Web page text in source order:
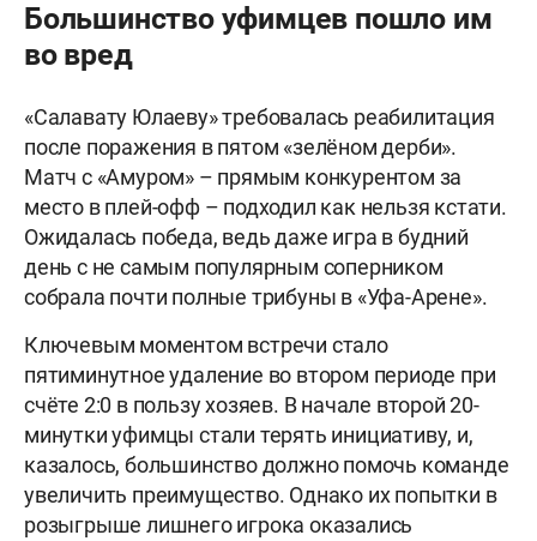
Большинство уфимцев пошло им
во вред
«Салавату Юлаеву» требовалась реабилитация
после поражения в пятом «зелёном дерби».
Матч с «Амуром» – прямым конкурентом за
место в плей-офф – подходил как нельзя кстати.
Ожидалась победа, ведь даже игра в будний
день с не самым популярным соперником
собрала почти полные трибуны в «Уфа-Арене».
Ключевым моментом встречи стало
пятиминутное удаление во втором периоде при
счёте 2:0 в пользу хозяев. В начале второй 20-
минутки уфимцы стали терять инициативу, и,
казалось, большинство должно помочь команде
увеличить преимущество. Однако их попытки в
розыгрыше лишнего игрока оказались